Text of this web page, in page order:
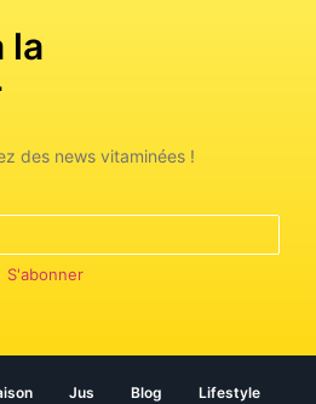
la
des news vitaminées !
S'abonner
Jus Blog Lifestyle